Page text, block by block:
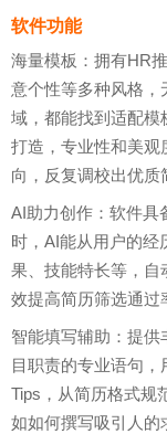
软件功能
海量模板：拥有HR
意个性等多种风格，
域，都能找到适配模
打造，专业性和美观
向，反复调校出优质
AI助力创作：软件具
时，AI能从用户的经
果、技能特长等，自
效提高简历筛选通过
智能填写辅助：提
目职责的专业语句
Tips，从简历格式规
如如何撰写吸引人的